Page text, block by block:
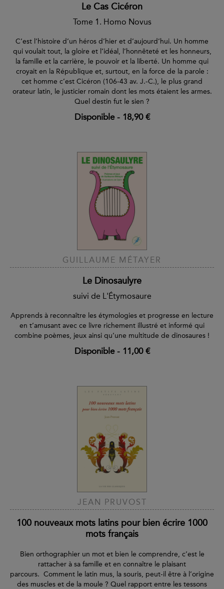
Le Cas Cicéron
Tome 1. Homo Novus
C’est l’histoire d’un héros d’hier et d’aujourd’hui. Un homme
qui voulait tout, la gloire et l’idéal, l’honnêteté et les honneurs,
la famille et la carrière, le pouvoir et la liberté. Un homme qui
croyait en la République et, surtout, en la force de la parole :
cet homme c’est Cicéron (106-43 av. J.-C.), le plus grand
orateur latin, le justicier romain dont les mots étaient les armes.
Quel destin fut le sien ?
Disponible- 18,90 €
GUILLAUME MÉTAYER
Le Dinosaulyre
suivi de L'Étymosaure
Apprends à reconnaître les étymologies et progresse en lecture
en t’amusant avec ce livre richement illustré et informé qui
combine poèmes, jeux ainsi qu’une multitude de dinosaures !
Disponible- 11,00 €
JEAN PRUVOST
100 nouveaux mots latins pour bien écrire 1000
mots français
Bien orthographier un mot et bien le comprendre, c’est le
rattacher à sa famille et en connaître le plaisant
parcours. Comment le latin mus, la souris, peut-il être à l’origine
des muscles et de la moule ? Quel rapport entre les tessons